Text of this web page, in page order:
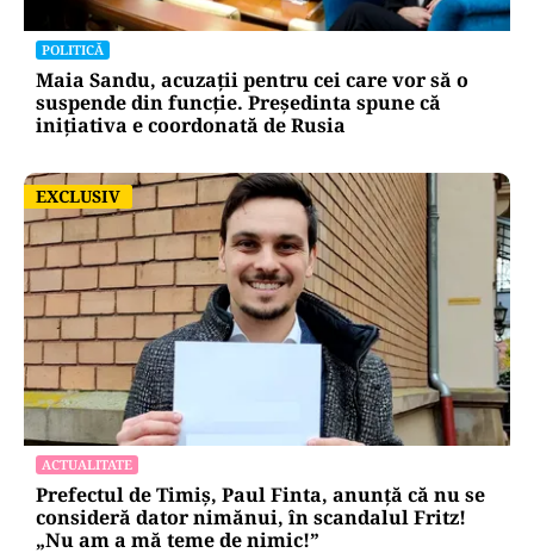
POLITICĂ
Maia Sandu, acuzații pentru cei care vor să o
suspende din funcție. Președinta spune că
inițiativa e coordonată de Rusia
EXCLUSIV
EXCLUSIV
ACTUALITATE
Prefectul de Timiș, Paul Finta, anunță că nu se
consideră dator nimănui, în scandalul Fritz!
„Nu am a mă teme de nimic!”